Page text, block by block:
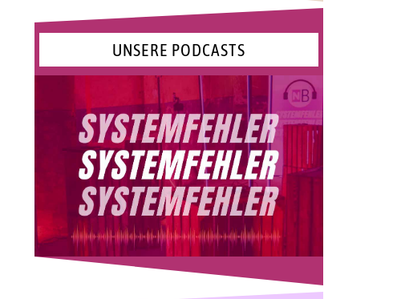
UNSERE PODCASTS